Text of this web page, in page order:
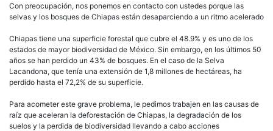
Con preocupación, nos ponemos en contacto con ustedes porque las
selvas y los bosques de Chiapas están desaparciendo a un ritmo acelerado
Chiapas tiene una superficie forestal que cubre el 48.9% y es uno de los
estados de mayor biodiversidad de México. Sin embargo, en los últimos 50
años se han perdido un 43% de bosques. En el caso de la Selva
Lacandona, que tenía una extensión de 1,8 millones de hectáreas, ha
perdido hasta el 72,2% de su superficie.
Para acometer este grave problema, le pedimos trabajen en las causas de
raíz que aceleran la deforestación de Chiapas, la degradación de los
suelos y la perdida de biodiversidad llevando a cabo acciones